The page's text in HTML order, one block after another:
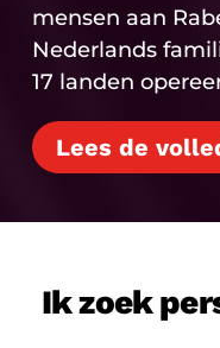
mensen aan
Nederlands
17 landen
Lees de
Ik zoek